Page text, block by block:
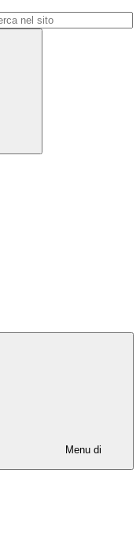
Menu di